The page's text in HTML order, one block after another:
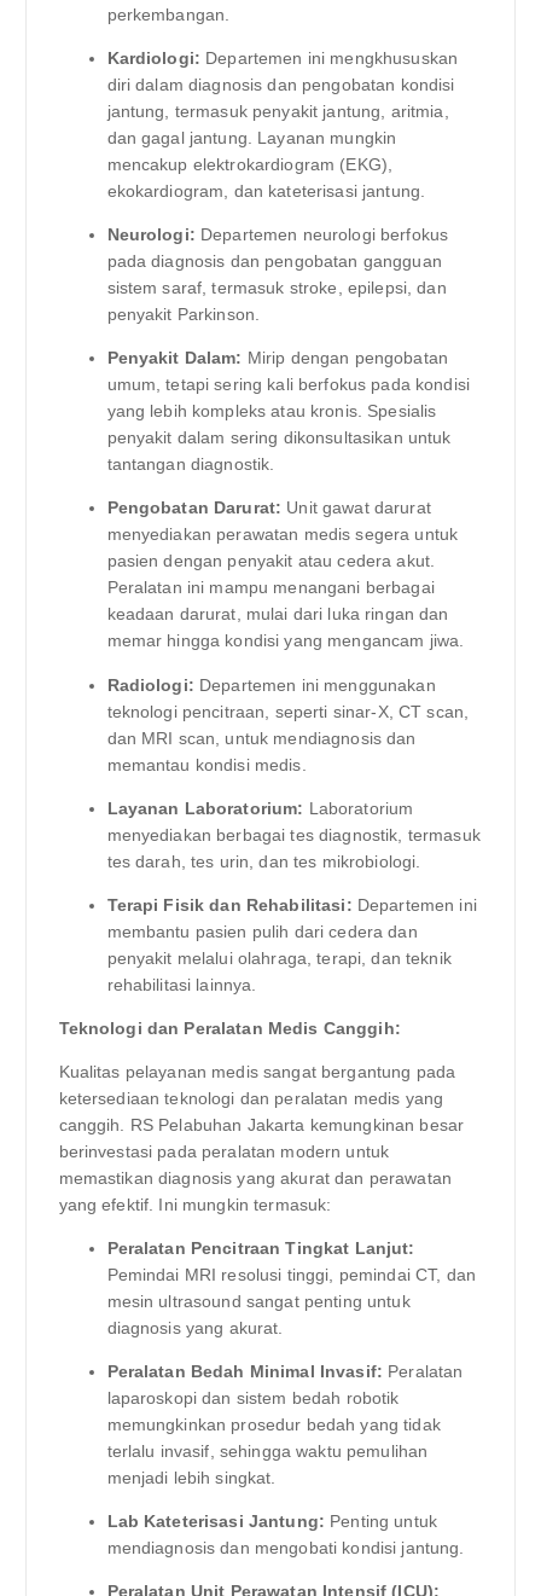
perkembangan.
Kardiologi: Departemen ini mengkhususkan
diri dalam diagnosis dan pengobatan kondisi
jantung, termasuk penyakit jantung, aritmia,
dan gagal jantung. Layanan mungkin
mencakup elektrokardiogram (EKG),
ekokardiogram, dan kateterisasi jantung.
Neurologi: Departemen neurologi berfokus
pada diagnosis dan pengobatan gangguan
sistem saraf, termasuk stroke, epilepsi, dan
penyakit Parkinson.
Penyakit Dalam: Mirip dengan pengobatan
umum, tetapi sering kali berfokus pada kondisi
yang lebih kompleks atau kronis. Spesialis
penyakit dalam sering dikonsultasikan untuk
tantangan diagnostik.
Pengobatan Darurat: Unit gawat darurat
menyediakan perawatan medis segera untuk
pasien dengan penyakit atau cedera akut.
Peralatan ini mampu menangani berbagai
keadaan darurat, mulai dari luka ringan dan
memar hingga kondisi yang mengancam jiwa.
Radiologi: Departemen ini menggunakan
teknologi pencitraan, seperti sinar-X, CT scan,
dan MRI scan, untuk mendiagnosis dan
memantau kondisi medis.
Layanan Laboratorium: Laboratorium
menyediakan berbagai tes diagnostik, termasuk
tes darah, tes urin, dan tes mikrobiologi.
Terapi Fisik dan Rehabilitasi: Departemen ini
membantu pasien pulih dari cedera dan
penyakit melalui olahraga, terapi, dan teknik
rehabilitasi lainnya.
Teknologi dan Peralatan Medis Canggih:
Kualitas pelayanan medis sangat bergantung pada
ketersediaan teknologi dan peralatan medis yang
canggih. RS Pelabuhan Jakarta kemungkinan besar
berinvestasi pada peralatan modern untuk
memastikan diagnosis yang akurat dan perawatan
yang efektif. Ini mungkin termasuk:
Peralatan Pencitraan Tingkat Lanjut:
Pemindai MRI resolusi tinggi, pemindai CT, dan
mesin ultrasound sangat penting untuk
diagnosis yang akurat.
Peralatan Bedah Minimal Invasif: Peralatan
laparoskopi dan sistem bedah robotik
memungkinkan prosedur bedah yang tidak
terlalu invasif, sehingga waktu pemulihan
menjadi lebih singkat.
Lab Kateterisasi Jantung: Penting untuk
mendiagnosis dan mengobati kondisi jantung.
Peralatan Unit Perawatan Intensif (ICU):